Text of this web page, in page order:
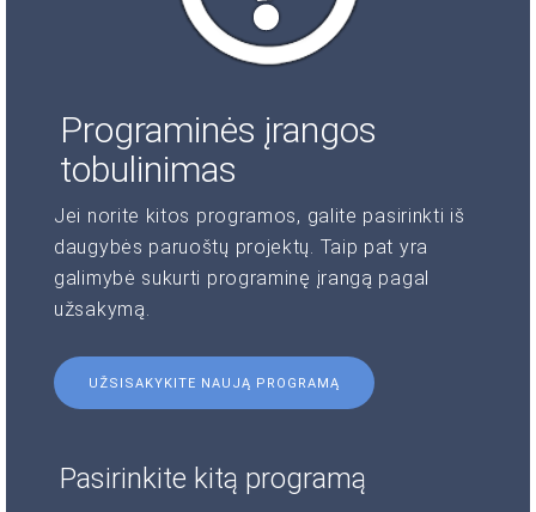
Programinės įrangos
tobulinimas
Jei norite kitos programos, galite pasirinkti iš
daugybės paruoštų projektų. Taip pat yra
galimybė sukurti programinę įrangą pagal
užsakymą.
UŽSISAKYKITE NAUJĄ PROGRAMĄ
Pasirinkite kitą programą